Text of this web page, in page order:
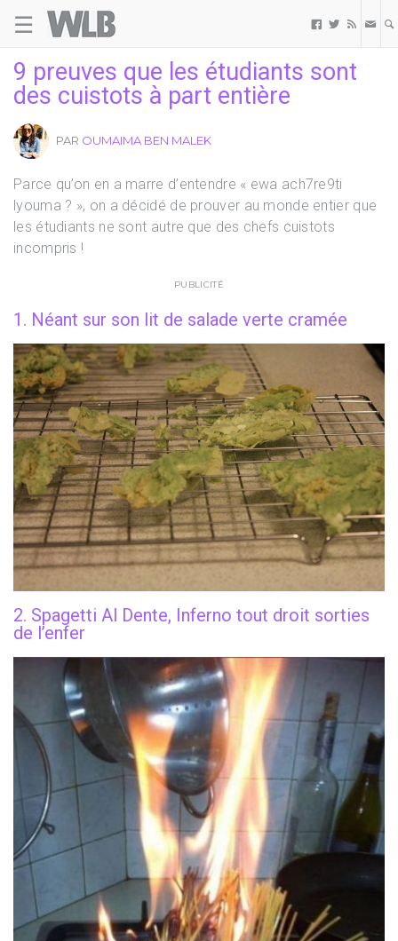
☰   
9 preuves que les étudiants sont
des cuistots à part entière
PAR OUMAIMA BEN MALEK
Parce qu’on en a marre d’entendre « ewa ach7re9ti
lyouma ? », on a décidé de prouver au monde entier que
les étudiants ne sont autre que des chefs cuistots
incompris !
PUBLICITÉ
1. Néant sur son lit de salade verte cramée
2. Spagetti Al Dente, Inferno tout droit sorties
de l’enfer